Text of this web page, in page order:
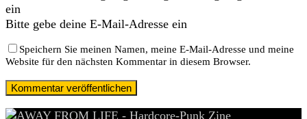
ein
Bitte gebe deine E-Mail-Adresse ein
Speichern Sie meinen Namen, meine E-Mail-Adresse und meine
Website für den nächsten Kommentar in diesem Browser.